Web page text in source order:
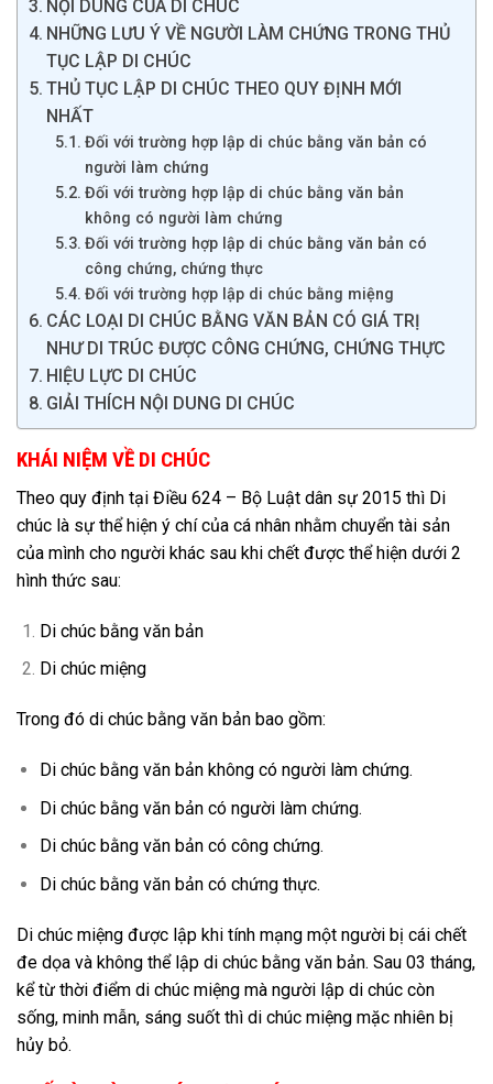
NỘI DUNG CỦA DI CHÚC
NHỮNG LƯU Ý VỀ NGƯỜI LÀM CHỨNG TRONG THỦ
TỤC LẬP DI CHÚC
THỦ TỤC LẬP DI CHÚC THEO QUY ĐỊNH MỚI
NHẤT
Đối với trường hợp lập di chúc bằng văn bản có
người làm chứng
Đối với trường hợp lập di chúc bằng văn bản
không có người làm chứng
Đối với trường hợp lập di chúc bằng văn bản có
công chứng, chứng thực
Đối với trường hợp lập di chúc bằng miệng
CÁC LOẠI DI CHÚC BẰNG VĂN BẢN CÓ GIÁ TRỊ
NHƯ DI TRÚC ĐƯỢC CÔNG CHỨNG, CHỨNG THỰC
HIỆU LỰC DI CHÚC
GIẢI THÍCH NỘI DUNG DI CHÚC
KHÁI NIỆM VỀ DI CHÚC
Theo quy định tại Điều 624 – Bộ Luật dân sự 2015 thì Di
chúc là sự thể hiện ý chí của cá nhân nhằm chuyển tài sản
của mình cho người khác sau khi chết được thể hiện dưới 2
hình thức sau:
Di chúc bằng văn bản
Di chúc miệng
Trong đó di chúc bằng văn bản bao gồm:
Di chúc bằng văn bản không có người làm chứng.
Di chúc bằng văn bản có người làm chứng.
Di chúc bằng văn bản có công chứng.
Di chúc bằng văn bản có chứng thực.
Di chúc miệng được lập khi tính mạng một người bị cái chết
đe dọa và không thể lập di chúc bằng văn bản. Sau 03 tháng,
kể từ thời điểm di chúc miệng mà người lập di chúc còn
sống, minh mẫn, sáng suốt thì di chúc miệng mặc nhiên bị
hủy bỏ.